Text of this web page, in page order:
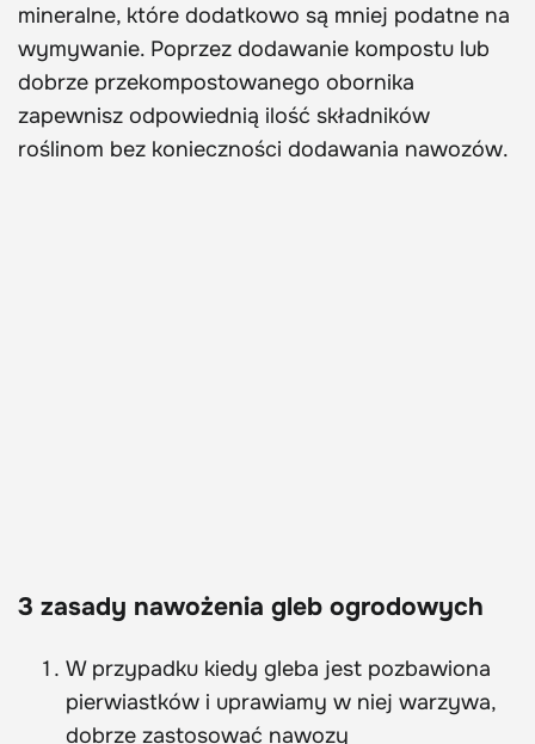
mineralne, które dodatkowo są mniej podatne na
wymywanie. Poprzez dodawanie kompostu lub
dobrze przekompostowanego obornika
zapewnisz odpowiednią ilość składników
roślinom bez konieczności dodawania nawozów.
3 zasady nawożenia gleb ogrodowych
W przypadku kiedy gleba jest pozbawiona
pierwiastków i uprawiamy w niej warzywa,
dobrze zastosować nawozy